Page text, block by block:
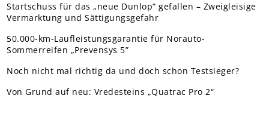
Startschuss für das „neue Dunlop“ gefallen – Zweigleisige
Vermarktung und Sättigungsgefahr
50.000-km-Laufleistungsgarantie für Norauto-
Sommerreifen „Prevensys 5”
Noch nicht mal richtig da und doch schon Testsieger?
Von Grund auf neu: Vredesteins „Quatrac Pro 2“